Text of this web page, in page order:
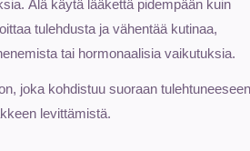
Älä käytä lääkettä pidempään kuin
tulehdusta ja vähentää kutinaa,
tai hormonaalisia vaikutuksia.
joka kohdistuu suoraan tulehtuneeseen
levittämistä.